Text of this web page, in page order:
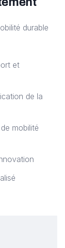
durable
et
de la
mobilité